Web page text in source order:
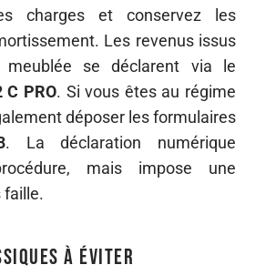
charges et conservez les
Les revenus issus
se déclarent via le
C PRO. Si vous êtes au régime
déposer les formulaires
. La déclaration numérique
mais impose une
faille.
à éviter